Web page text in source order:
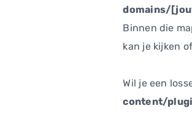
domains/
Binnen die
kan je kijken
Wil je een
content/